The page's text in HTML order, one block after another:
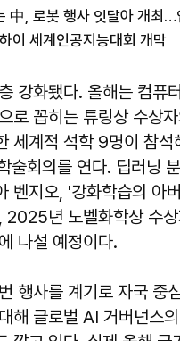
中, 로봇 행사 잇달아 개최…
이 세계인공지능대회 개막
강화됐다. 올해는 컴퓨
로 꼽히는 튜링상 수상
세계적 석학 9명이 참석
술회의를 연다. 딥러닝
벤지오, '강화학습의 아
2025년 노벨화학상 수
나설 예정이다.
행사를 계기로 자국 중
해 글로벌 AI 거버넌스